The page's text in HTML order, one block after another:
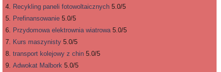
Recykling paneli fotowoltaicznych 5.0/5
Prefinansowanie 5.0/5
Przydomowa elektrownia wiatrowa 5.0/5
Kurs maszynisty 5.0/5
transport kolejowy z chin 5.0/5
Adwokat Malbork 5.0/5